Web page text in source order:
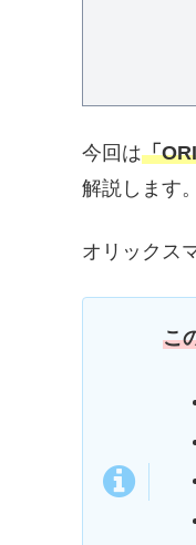
今回は「
解説します。
オリックス
こ